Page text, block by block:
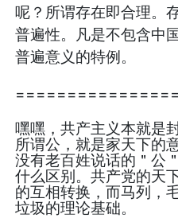
呢？所谓存在即合理。
普遍性。凡是不包含中
普遍意义的特例。
嘿嘿，共产主义本就是
所谓公，就是家天下的
没有老百姓说话的＂公
什么区别。共产党的天
的互相转换，而马列，
垃圾的理论基础。